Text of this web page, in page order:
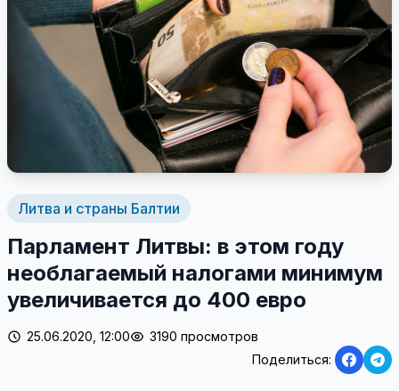
Литва и страны Балтии
Парламент Литвы: в этом году
необлагаемый налогами минимум
увеличивается до 400 евро
25.06.2020, 12:00
3190 просмотров
Поделиться: